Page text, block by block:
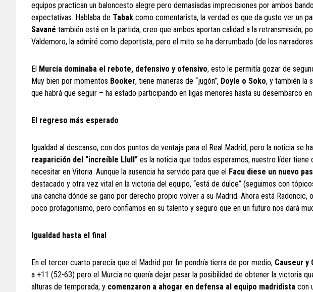
equipos practican un baloncesto alegre pero demasiadas imprecisiones por ambos
expectativas. Hablaba de Tabak como comentarista, la verdad es que da gusto ver un
Savané también está en la partida, creo que ambos aportan calidad a la retransmisión,
Valdemoro, la admiré como deportista, pero el mito se ha derrumbado (de los
El Murcia dominaba el rebote, defensivo y ofensivo, esto le permitía gozar de
Muy bien por momentos Booker, tiene maneras de “jugón”, Doyle o Soko, y también la
que habrá que seguir – ha estado participando en ligas menores hasta su desembarco
El regreso más esperado
Igualdad al descanso, con dos puntos de ventaja para el Real Madrid, pero la noticia se
reaparición del “increíble Llull” es la noticia que todos esperamos, nuestro líder
necesitar en Vitoria. Aunque la ausencia ha servido para que el Facu diese un nuevo
destacado y otra vez vital en la victoria del equipo, “está de dulce” (seguimos con
una cancha dónde se gano por derecho propio volver a su Madrid. Ahora está
poco protagonismo, pero confiamos en su talento y seguro que en un futuro nos dará
Igualdad hasta el final
En el tercer cuarto parecía que el Madrid por fin pondría tierra de por medio, Causeur y
a +11 (52-63) pero el Murcia no quería dejar pasar la posibilidad de obtener la victoria
alturas de temporada, y comenzaron a ahogar en defensa al equipo madridista con